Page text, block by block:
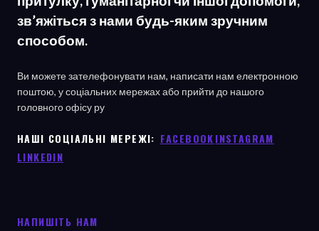
зв’яжіться з нами будь-яким зручним
способом.
Ви можете зателефонувати нам, написати нам електронною
поштою, у соціальних мережах або прийти до нашого
головного офісу ру
НАШІ СОЦІАЛЬНІ МЕРЕЖІ: ㅤ FACEBOOKINSTAGRAM
LINKEDIN
НАПИШІТЬ НАМ